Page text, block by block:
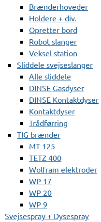
Brænderhoveder
Holdere + div.
Opretter bord
Robot slanger
Veksel station
Sliddele svejseslanger
Alle sliddele
DINSE Gasdyser
DINSE Kontaktdyser
Kontaktdyser
Trådførring
TIG brænder
MT 125
TETZ 400
Wolfram elektroder
WP 17
WP 20
WP 9
Svejsespray + Dysespray